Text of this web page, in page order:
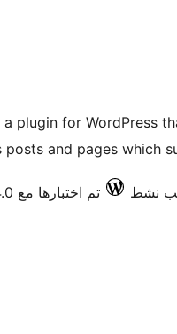
a plugin for WordPress
and pages which
تم اختبارها مع 3.4.0